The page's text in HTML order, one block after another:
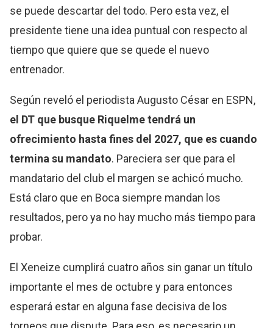
se puede descartar del todo. Pero esta vez, el
presidente tiene una idea puntual con respecto al
tiempo que quiere que se quede el nuevo
entrenador.
Según reveló el periodista Augusto César en ESPN,
el DT que busque Riquelmetendrá un
ofrecimiento hasta fines del 2027, que es cuando
termina su mandato. Pareciera ser que para el
mandatario del club el margen se achicó mucho.
Está claro que en Boca siempre mandan los
resultados, pero ya no hay mucho más tiempo para
probar.
El Xeneize cumplirá cuatro años sin ganar un título
importante el mes de octubre y para entonces
esperará estar en alguna fase decisiva de los